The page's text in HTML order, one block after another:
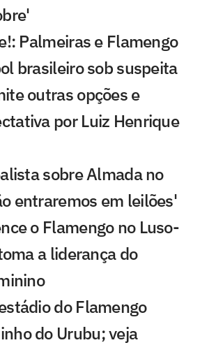
Palmeiras e Flamengo
brasileiro sob suspeita
outras opções e
por Luiz Henrique
sobre Almada no
entraremos em leilões'
o Flamengo no Luso-
a liderança do
do Flamengo
do Urubu; veja